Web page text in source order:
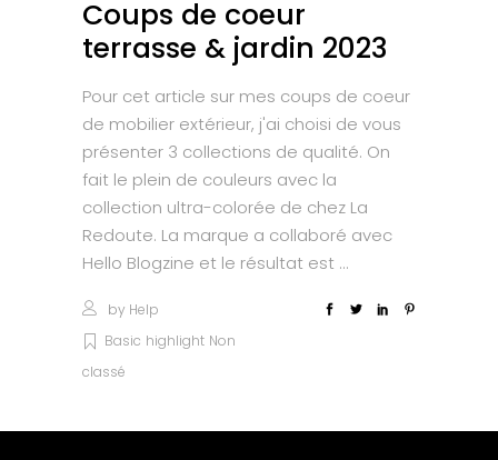
Coups de coeur
terrasse & jardin 2023
Pour cet article sur mes coups de coeur
de mobilier extérieur, j'ai choisi de vous
présenter 3 collections de qualité. On
fait le plein de couleurs avec la
collection ultra-colorée de chez La
Redoute. La marque a collaboré avec
Hello Blogzine et le résultat est
by Help
Basic highlight Non
classé